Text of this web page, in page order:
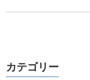
カテゴリー